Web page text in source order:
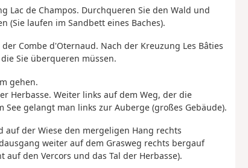
Lac de Champos. Durchqueren Sie den Wald und
(Sie laufen im Sandbett eines Baches).
Combe d'Oternaud. Nach der Kreuzung Les Bâties
Sie überqueren müssen.
gehen.
Herbasse. Weiter links auf dem Weg, der die
gelangt man links zur Auberge (großes Gebäude).
der Wiese den mergeligen Hang rechts
weiter auf dem Grasweg rechts bergauf
den Vercors und das Tal der Herbasse).